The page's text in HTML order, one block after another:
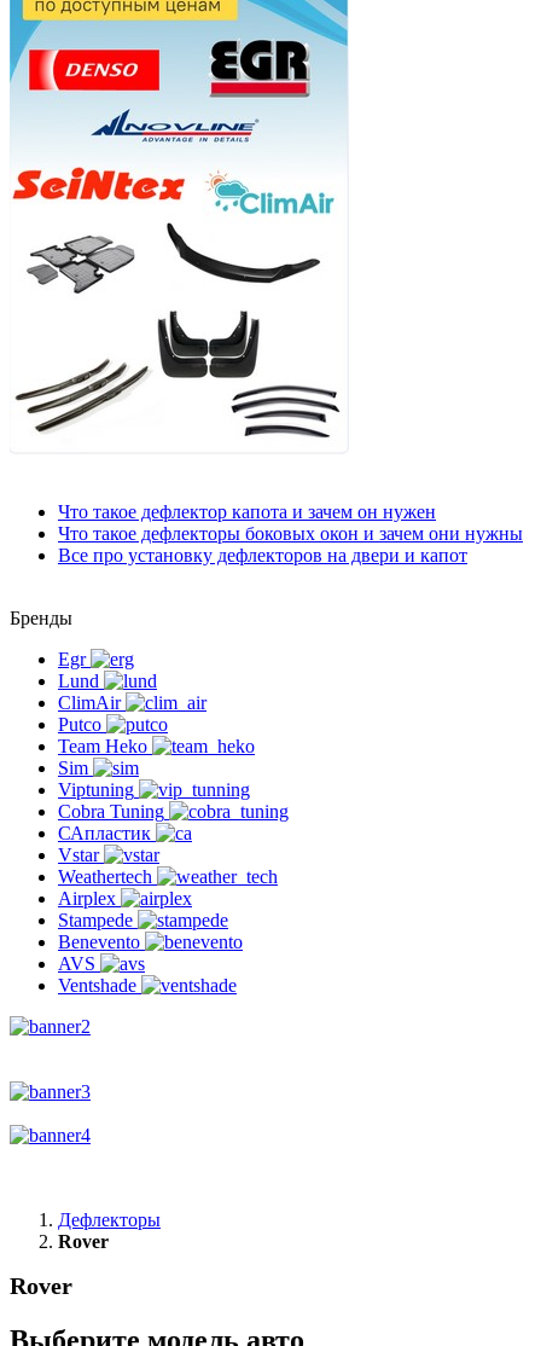
Что такое дефлектор капота и зачем он нужен
Что такое дефлекторы боковых окон и зачем они нужны
Все про установку дефлекторов на двери и капот
Бренды
Egr
Lund
ClimAir
Putco
Team Heko
Sim
Viptuning
Cobra Tuning
САпластик
Vstar
Weathertech
Airplex
Stampede
Benevento
AVS
Ventshade
Дефлекторы
Rover
Rover